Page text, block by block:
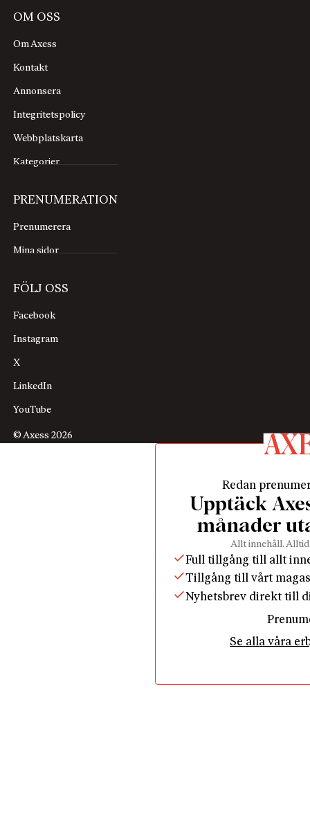
OM OSS
Om Axess
Kontakt
Annonsera
Integritetspolicy
Webbplatskarta
Kategorier
PRENUMERATION
Prenumerera
Mina sidor
FÖLJ OSS
Facebook
Instagram
X
LinkedIn
YouTube
© Axess 2026
Redan
Upptäck
månader
Allt innehåll.
Full tillgång till allt
Tillgång till vårt
Nyhetsbrev direkt till
Se alla våra